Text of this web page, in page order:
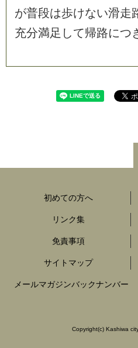
が普段は歩けない滑走
充分満足 して帰路につ
初めての方へ
リンク集
免責事項
サイトマップ
メールマガジンバックナンバー
Copyright(c) Kashiwa